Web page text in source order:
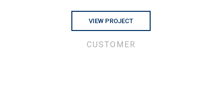
VIEW PROJECT
CUSTOMER